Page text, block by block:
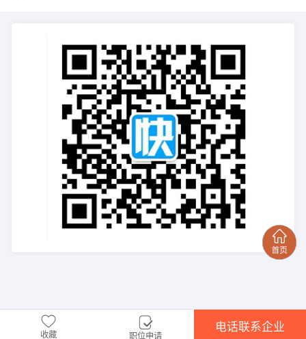
收藏 职位申请
电话联系企业